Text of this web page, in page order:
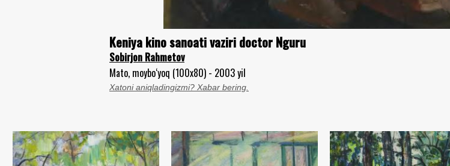
Keniya kino sanoati vaziri doctor Nguru
Sobirjon Rahmetov
Mato, moybo‘yoq (100x80) - 2003 yil
Xatoni aniqladingizmi? Xabar bering.